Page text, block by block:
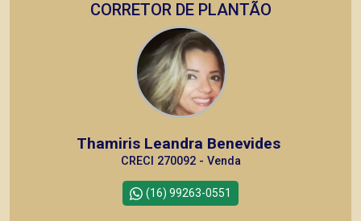
CORRETOR DE PLANTÃO
Thamiris Leandra Benevides
CRECI 270092 - Venda
(16) 99263-0551